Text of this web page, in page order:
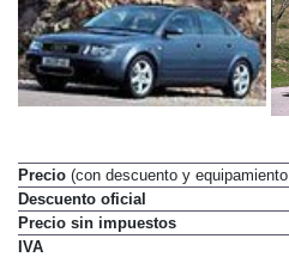
Precio (con descuento y
Descuento oficial
Precio sin impuestos
IVA